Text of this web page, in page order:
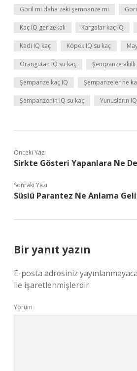
Goril mi daha zeki şempanze mi
Kaç IQ gerizekalı Kargalar kaç IQ
Kedi IQ kaç Köpek IQ su kaç
Orangutan IQ su kaç Şempanze akıllı
Şempanze kaç IQ Şempanzeler ne
Şempanzenin IQ su kaç Yunusların
Önceki Yazı
Sirkte Gösteri Yapanlara Ne
Sonraki Yazı
Süslü Parantez Ne Anlama
Bir yanıt yazın
E-posta adresiniz
ile işaretlenmişlerdir
Yorum